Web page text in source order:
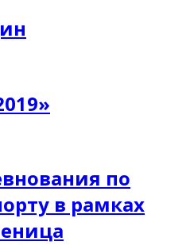
по
в рамках